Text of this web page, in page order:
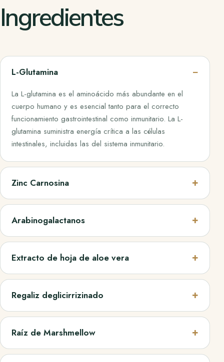
Ingredientes
L-Glutamina
La L-glutamina es el aminoácido más abundante en el
cuerpo humano y es esencial tanto para el correcto
funcionamiento gastrointestinal como inmunitario. La L-
glutamina suministra energía crítica a las células
intestinales, incluidas las del sistema inmunitario.
Zinc Carnosina
Arabinogalactanos
Extracto de hoja de aloe vera
Regaliz deglicirrizinado
Raíz de Marshmellow